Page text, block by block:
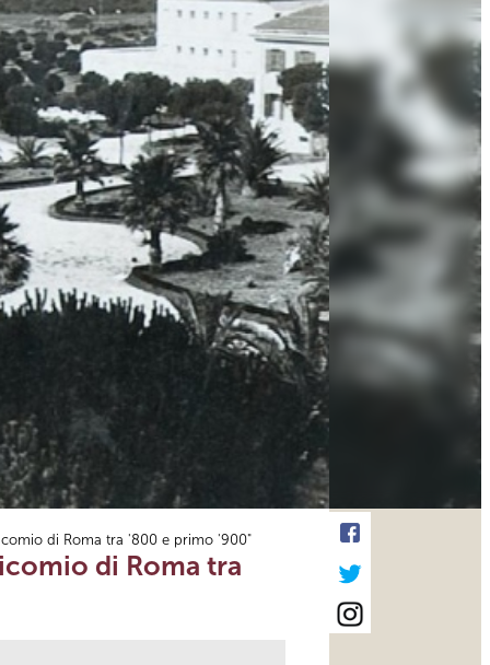
di Roma tra '800 e primo '900"
di Roma tra